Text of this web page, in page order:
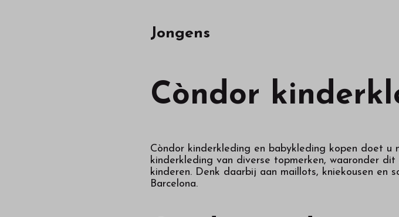
Jongens
Còndor
Còndor kinderkleding en babykleding kopen doet
kinderkleding van diverse topmerken, waaronder
kinderen. Denk daarbij aan maillots, kniekousen en
Barcelona.